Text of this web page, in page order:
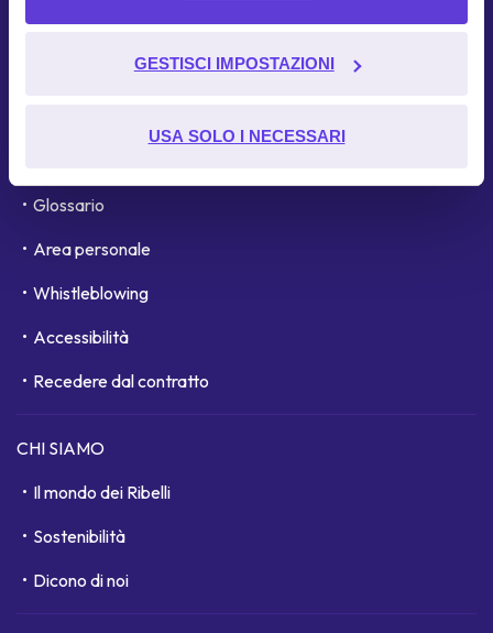
GESTISCI IMPOSTAZIONI”.
informazioni personali da parte di Google:
GESTISCI IMPOSTAZIONI
USA SOLO I NECESSARI
Documenti contrattuali
Glossario
Area personale
Whistleblowing
Accessibilità
Recedere dal contratto
CHI SIAMO
Il mondo dei Ribelli
Sostenibilità
Dicono di noi